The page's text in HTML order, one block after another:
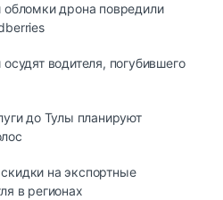
обломки дрона повредили
водителя, погубившего
до Тулы планируют
на экспортные
в регионах